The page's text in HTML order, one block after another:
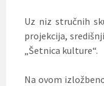
Uz niz stručnih
projekcija,
„Šetnica kulture“.
Na ovom